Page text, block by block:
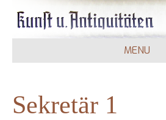
MENU
Sekretär 1